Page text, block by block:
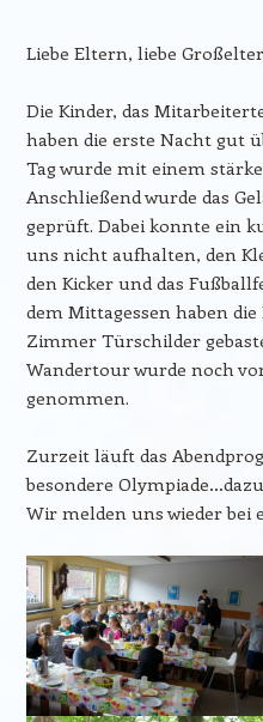
Liebe Eltern, liebe
Die Kinder, das
haben die erste Nacht gut
Tag wurde mit einem
Anschließend wurde das
geprüft. Dabei konnte ein
uns nicht aufhalten, den
den Kicker und das
dem Mittagessen haben
Zimmer Türschilder
Wandertour wurde noch
genommen.
Zurzeit läuft das
besondere
Wir melden uns wieder bei